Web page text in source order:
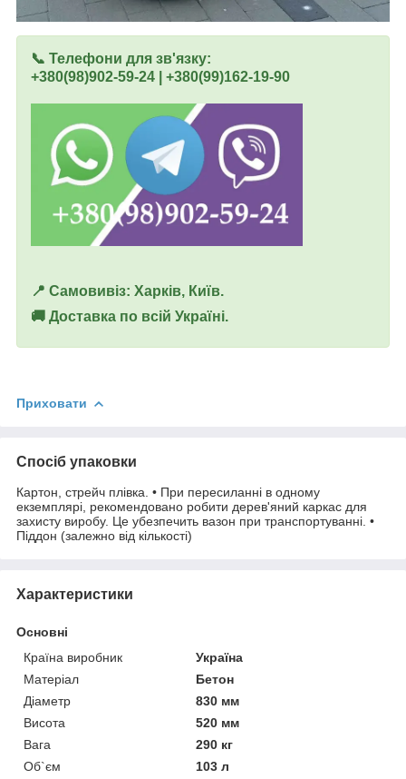
📞 Телефони для зв'язку:
+380(98)902-59-24 | +380(99)162-19-90
📍 Самовивіз: Харків, Київ.
🚚 Доставка по всій Україні.
Приховати
Спосіб упаковки
Картон, стрейч плівка. • При пересиланні в одному
екземплярі, рекомендовано робити дерев'яний каркас для
захисту виробу. Це убезпечить вазон при транспортуванні. •
Піддон (залежно від кількості)
Характеристики
Основні
Країна виробник
Україна
Матеріал
Бетон
Діаметр
830 мм
Висота
520 мм
Вага
290 кг
Об`єм
103 л